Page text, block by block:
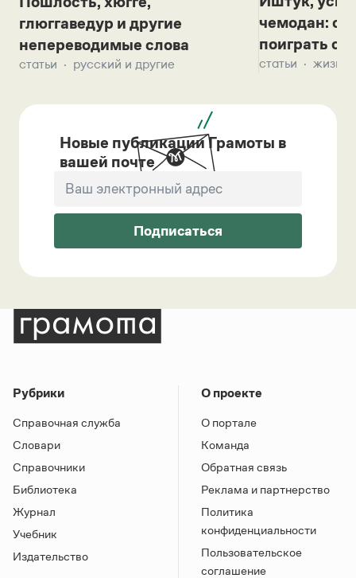
глюггаведур и другие
непереводимые слова
статьи русский и другие
чемодан:
поиграть с
статьи жизнь
Новые публикации Грамоты в
вашей почте
Подписаться
Рубрики
Справочная служба
Словари
Справочники
Библиотека
Журнал
Учебник
Издательство
О проекте
О портале
Команда
Обратная связь
Реклама и партнерство
Политика
конфиденциальности
Пользовательское
соглашение